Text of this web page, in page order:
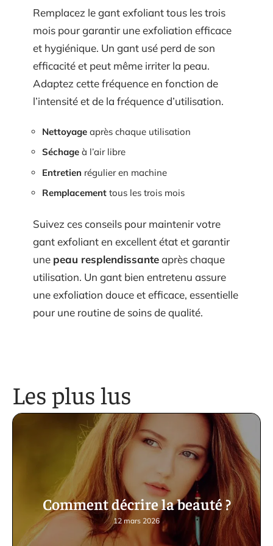
Remplacez le gant exfoliant tous les trois
mois pour garantir une exfoliation efficace
et hygiénique. Un gant usé perd de son
efficacité et peut même irriter la peau.
Adaptez cette fréquence en fonction de
l’intensité et de la fréquence d’utilisation.
Nettoyage après chaque utilisation
Séchage à l’air libre
Entretien régulier en machine
Remplacement tous les trois mois
Suivez ces conseils pour maintenir votre
gant exfoliant en excellent état et garantir
une peau resplendissanteaprès chaque
utilisation. Un gant bien entretenu assure
une exfoliation douce et efficace, essentielle
pour une routine de soins de qualité.
Les plus lus
Comment décrire la beauté ?
12 mars 2026